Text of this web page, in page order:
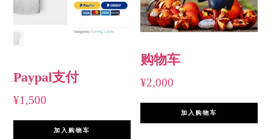
Paypal支付
¥1,500
加入购物车
购物车
¥2,000
加入购物车